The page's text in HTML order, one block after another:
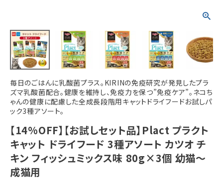
毎日のごはんに乳酸菌プラス。KIRINの免疫研究が発見したプラ
ズマ乳酸菌配合。健康を維持し、免疫力を保つ”免疫ケア”。ネコち
ゃんの健康に配慮した全成長段階用キャットドライフードお試しパ
ック3種アソート。
【14%OFF】【お試しセット品】Plact プラクト
キャット ドライフード 3種アソート カツオ チ
キン フィッシュミックス味 80g×3個 幼猫～
成猫用